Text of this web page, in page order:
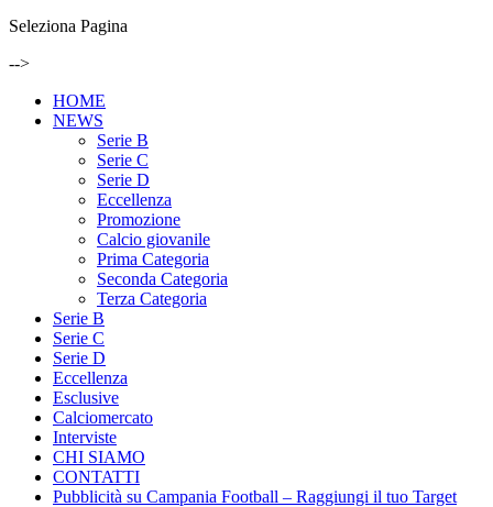
Seleziona Pagina
-->
HOME
NEWS
Serie B
Serie C
Serie D
Eccellenza
Promozione
Calcio giovanile
Prima Categoria
Seconda Categoria
Terza Categoria
Serie B
Serie C
Serie D
Eccellenza
Esclusive
Calciomercato
Interviste
CHI SIAMO
CONTATTI
Pubblicità su Campania Football – Raggiungi il tuo Target